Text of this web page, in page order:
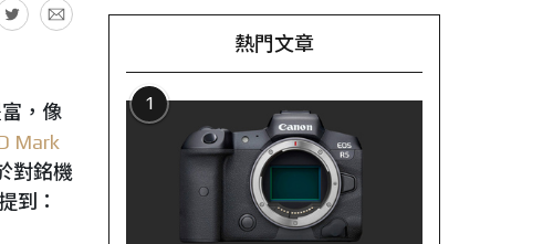
，像
Mark
對銘機
到：
熱門文章
1